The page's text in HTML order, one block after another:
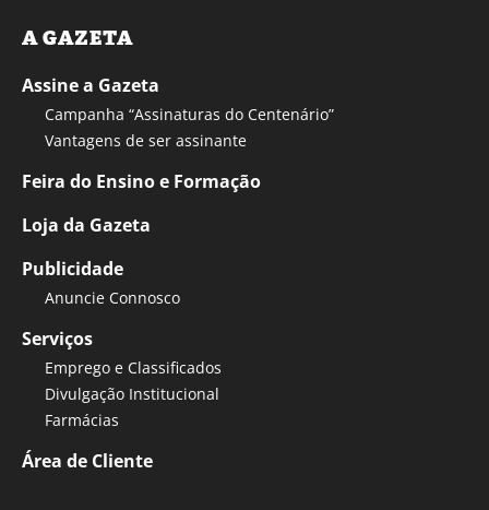
A GAZETA
Assine a Gazeta
Campanha “Assinaturas do Centenário”
Vantagens de ser assinante
Feira do Ensino e Formação
Loja da Gazeta
Publicidade
Anuncie Connosco
Serviços
Emprego e Classificados
Divulgação Institucional
Farmácias
Área de Cliente